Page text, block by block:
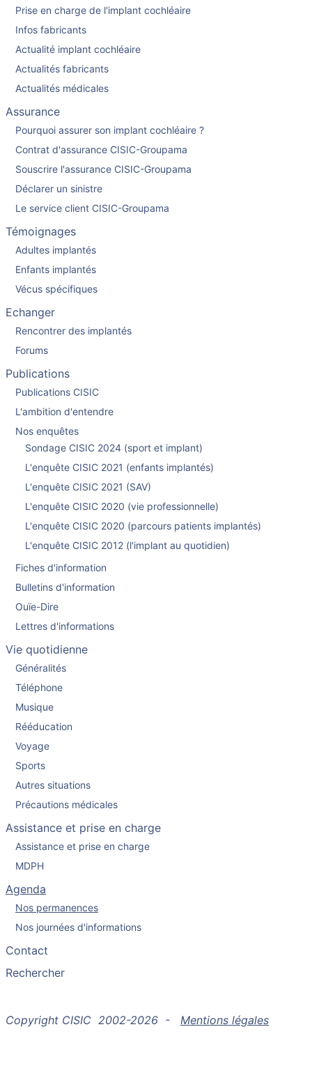
Prise en charge de l'implant cochléaire
Infos fabricants
Actualité implant cochléaire
Actualités fabricants
Actualités médicales
Assurance
Pourquoi assurer son implant cochléaire ?
Contrat d'assurance CISIC-Groupama
Souscrire l'assurance CISIC-Groupama
Déclarer un sinistre
Le service client CISIC-Groupama
Témoignages
Adultes implantés
Enfants implantés
Vécus spécifiques
Echanger
Rencontrer des implantés
Forums
Publications
Publications CISIC
L'ambition d'entendre
Nos enquêtes
Sondage CISIC 2024 (sport et implant)
L'enquête CISIC 2021 (enfants implantés)
L'enquête CISIC 2021 (SAV)
L'enquête CISIC 2020 (vie professionnelle)
L'enquête CISIC 2020 (parcours patients implantés)
L'enquête CISIC 2012 (l'implant au quotidien)
Fiches d'information
Bulletins d'information
Ouïe-Dire
Lettres d'informations
Vie quotidienne
Généralités
Téléphone
Musique
Rééducation
Voyage
Sports
Autres situations
Précautions médicales
Assistance et prise en charge
Assistance et prise en charge
MDPH
Agenda
Nos permanences
Nos journées d'informations
Contact
Rechercher
Copyright CISIC 2002-2026 - Mentions légales